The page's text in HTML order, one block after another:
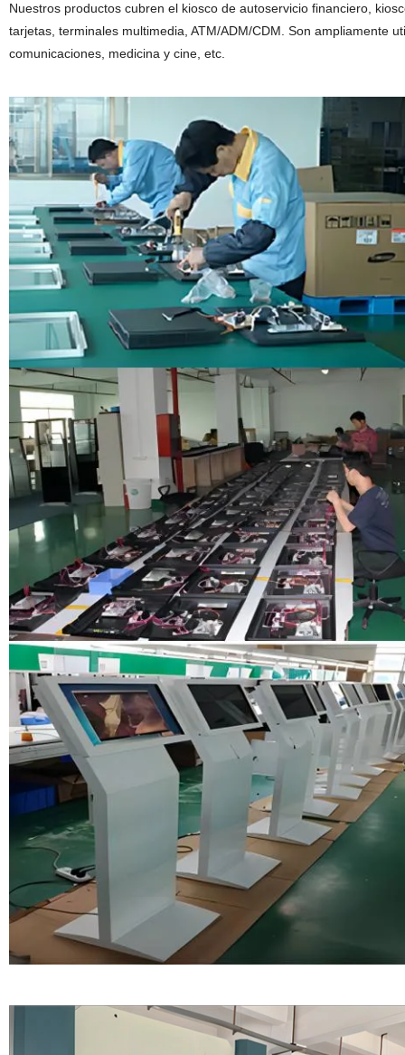
Nuestros productos cubren el kiosco de autoservicio financiero,
tarjetas, terminales multimedia, ATM/ADM/CDM. Son ampliamente
comunicaciones, medicina y cine, etc.